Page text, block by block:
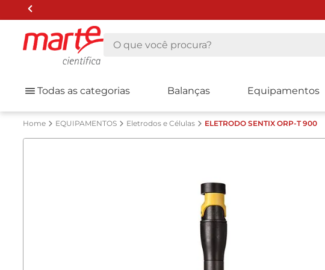
O que você procura?
Todas as categorias Balanças Equipamentos
EQUIPAMENTOS Eletrodos e Células ELETRODO SENTIX ORP-T 900